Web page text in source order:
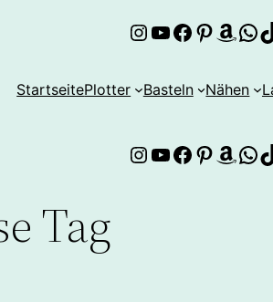
Instagram
YouTube
Facebook
StartseitePlotter Basteln Nähen
Instagram
YouTube
Facebook
Tag